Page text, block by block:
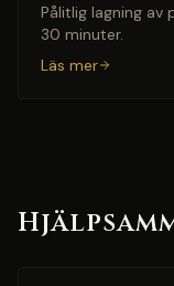
Pålitlig lagning av
30 minuter.
Läs mer